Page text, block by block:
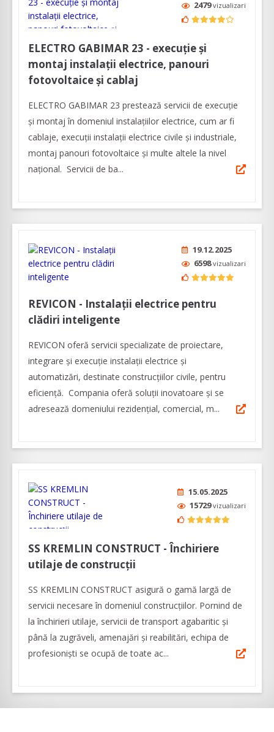
2479vizualizari
ELECTRO GABIMAR 23 - execuţie şi
montaj instalaţii electrice, panouri
fotovoltaice şi cablaj
ELECTRO GABIMAR 23 prestează servicii de execuţie
şi montaj în domeniul instalaţiilor electrice, cum ar fi
cablaje, execuţii instalaţii electrice civile şi industriale,
montaj panouri fotovoltaice şi multe altele la nivel
naţional. Servicii de ba...
19.12.2025
6598vizualizari
REVICON - Instalații electrice pentru
clădiri inteligente
REVICON oferă servicii specializate de proiectare,
integrare și execuție instalații electrice și
automatizări, destinate construcțiilor civile, pentru
eficienţă. Compania oferă soluţii inovatoare şi se
adresează domeniului rezidenţial, comercial, m...
15.05.2025
15729vizualizari
SS KREMLIN CONSTRUCT - Închiriere
utilaje de construcții
SS KREMLIN CONSTRUCT asigură o gamă largă de
servicii necesare în domeniul construcțiilor. Pornind de
la închirieri utilaje, servicii de transport agabaritic și
până la zugrăveli, amenajări și reabilitări, echipa de
profesioniști se ocupă de toate ac...